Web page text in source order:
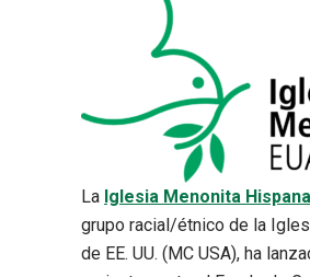
La Iglesia Menonita
grupo racial/étnico de la
de EE. UU. (MC USA), ha